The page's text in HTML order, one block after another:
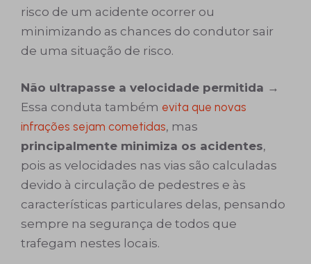
risco de um acidente ocorrer ou
minimizando as chances do condutor sair
de uma situação de risco.
Não ultrapasse a velocidade permitida →
Essa conduta também evita que novas
infrações sejam cometidas, mas
principalmente minimiza os acidentes,
pois as velocidades nas vias são calculadas
devido à circulação de pedestres e às
características particulares delas, pensando
sempre na segurança de todos que
trafegam nestes locais.